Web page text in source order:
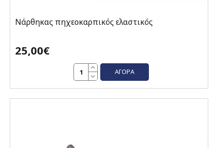
Νάρθηκας πηχεοκαρπικός ελαστικός
25,00€
ΑΓΟΡΆ